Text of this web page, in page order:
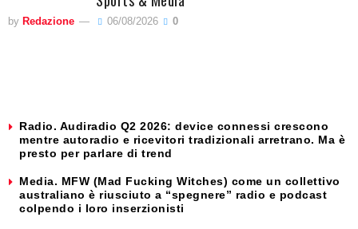
by Redazione 06/08/2026 0
Radio. Audiradio Q2 2026: device connessi crescono
mentre autoradio e ricevitori tradizionali arretrano. Ma è
presto per parlare di trend
Media. MFW (Mad Fucking Witches) come un collettivo
australiano è riusciuto a “spegnere” radio e podcast
colpendo i loro inserzionisti